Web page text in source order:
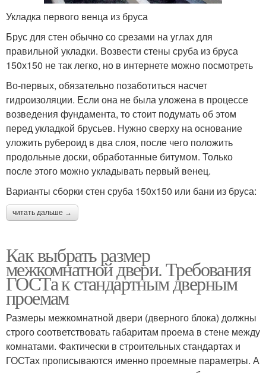
Укладка первого венца из бруса
Брус для стен обычно со срезами на углах для
правильной укладки. Возвести стены сруба из бруса
150х150 не так легко, но в интернете можно посмотреть
Во-первых, обязательно позаботиться насчет
гидроизоляции. Если она не была уложена в процессе
возведения фундамента, то стоит подумать об этом
перед укладкой брусьев. Нужно сверху на основание
уложить рубероид в два слоя, после чего положить
продольные доски, обработанные битумом. Только
после этого можно укладывать первый венец.
Варианты сборки стен сруба 150х150 или бани из бруса:
читать дальше →
Как выбрать размер
межкомнатной двери. Требования
ГОСТа к стандартным дверным
проемам
Размеры межкомнатной двери (дверного блока) должны
строго соответствовать габаритам проема в стене между
комнатами. Фактически в строительных стандартах и
ГОСТах прописываются именно проемные параметры. А